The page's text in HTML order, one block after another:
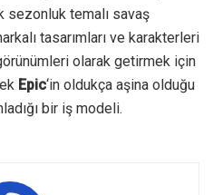
sezonluk temalı savaş
tasarımları ve karakterleri
olarak getirmek için
Epic‘in oldukça aşina olduğu
bir iş modeli.